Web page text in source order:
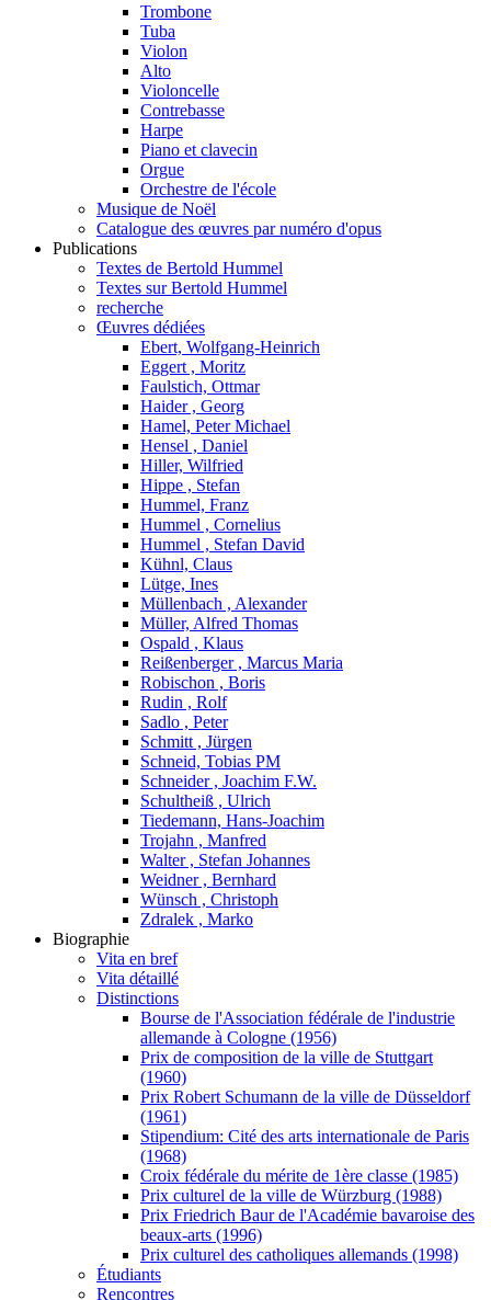
Trombone
Tuba
Violon
Alto
Violoncelle
Contrebasse
Harpe
Piano et clavecin
Orgue
Orchestre de l'école
Musique de Noël
Catalogue des œuvres par numéro d'opus
Publications
Textes de Bertold Hummel
Textes sur Bertold Hummel
recherche
Œuvres dédiées
Ebert, Wolfgang-Heinrich
Eggert , Moritz
Faulstich, Ottmar
Haider , Georg
Hamel, Peter Michael
Hensel , Daniel
Hiller, Wilfried
Hippe , Stefan
Hummel, Franz
Hummel , Cornelius
Hummel , Stefan David
Kühnl, Claus
Lütge, Ines
Müllenbach , Alexander
Müller, Alfred Thomas
Ospald , Klaus
Reißenberger , Marcus Maria
Robischon , Boris
Rudin , Rolf
Sadlo , Peter
Schmitt , Jürgen
Schneid, Tobias PM
Schneider , Joachim F.W.
Schultheiß , Ulrich
Tiedemann, Hans-Joachim
Trojahn , Manfred
Walter , Stefan Johannes
Weidner , Bernhard
Wünsch , Christoph
Zdralek , Marko
Biographie
Vita en bref
Vita détaillé
Distinctions
Bourse de l'Association fédérale de l'industrie
allemande à Cologne (1956)
Prix de composition de la ville de Stuttgart
(1960)
Prix Robert Schumann de la ville de Düsseldorf
(1961)
Stipendium: Cité des arts internationale de Paris
(1968)
Croix fédérale du mérite de 1ère classe (1985)
Prix culturel de la ville de Würzburg (1988)
Prix Friedrich Baur de l'Académie bavaroise des
beaux-arts (1996)
Prix culturel des catholiques allemands (1998)
Étudiants
Rencontres